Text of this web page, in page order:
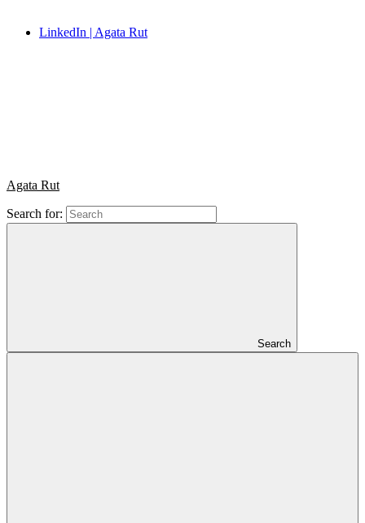
LinkedIn | Agata Rut
Agata Rut
Search for:
Search